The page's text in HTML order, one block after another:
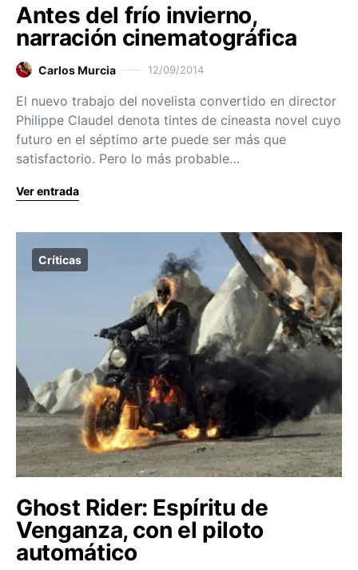
Antes del frío invierno,
narración cinematográfica
Carlos Murcia 12/09/2014
El nuevo trabajo del novelista convertido en director
Philippe Claudel denota tintes de cineasta novel cuyo
futuro en el séptimo arte puede ser más que
satisfactorio. Pero lo más probable…
Ver entrada
Críticas
Ghost Rider: Espíritu de
Venganza, con el piloto
automático